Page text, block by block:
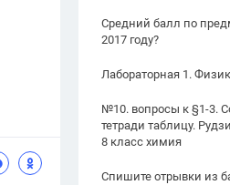
Средний балл по
2017 году?
Лабораторная 1.
№10. вопросы к §1-3.
тетради таблицу.
8 класс химия
Спишите отрывки из